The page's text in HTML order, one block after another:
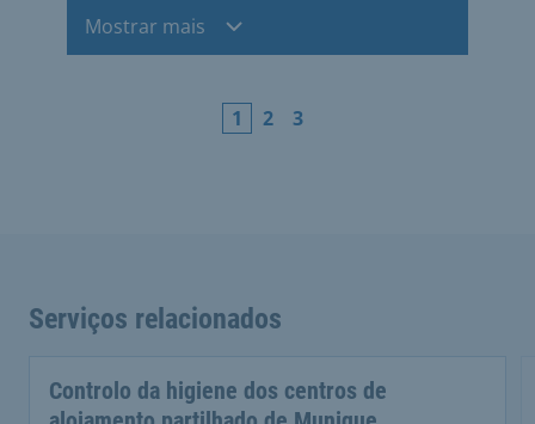
Mostrar mais
1 2 3
Serviços relacionados
Controlo da higiene dos centros de